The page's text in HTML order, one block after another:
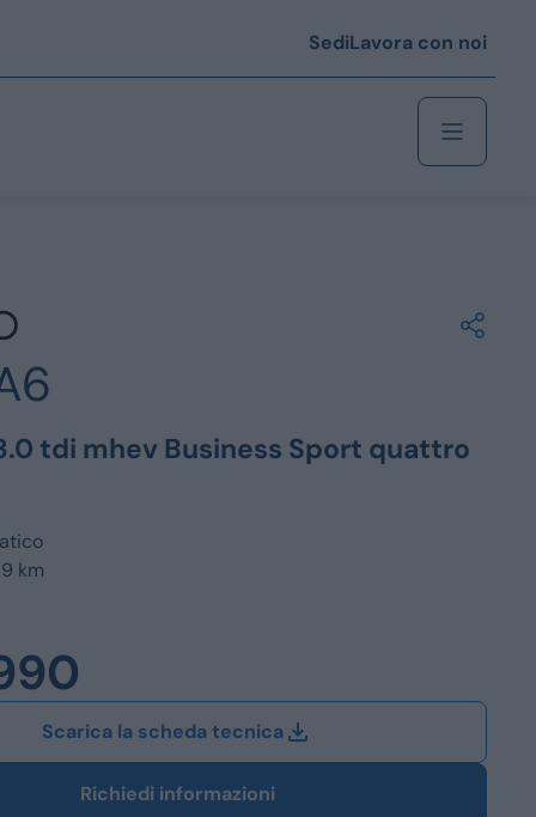
SediLavora con noi
€ 35.000
Monovolume
tdi mhev Business Sport quattro
km
Scarica la scheda tecnica
Richiedi informazioni